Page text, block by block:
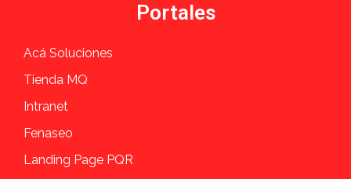
Portales
Acá Soluciones
Tienda MQ
Intranet
Fenaseo
Landing Page PQR